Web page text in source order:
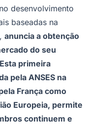
ItapeviCotiaPirapora
Franco da
desenvolvimento
baseadas na
anuncia a obtenção
do seu
primeira
pela ANSES na
França como
Europeia, permite
continuem e